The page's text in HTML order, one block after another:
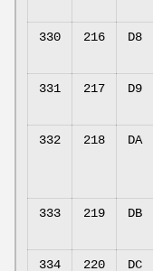
330 216 D8
331 217 D9
332 218 DA
333 219 DB
334 220 DC